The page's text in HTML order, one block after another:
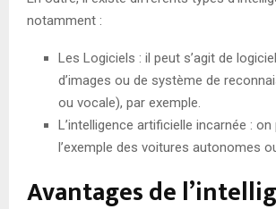
notamment :
Les Logiciels : il peut s’agit de
d’images ou de système de
ou vocale), par exemple.
L’intelligence artificielle incarnée :
l’exemple des voitures autonomes
Avantages de